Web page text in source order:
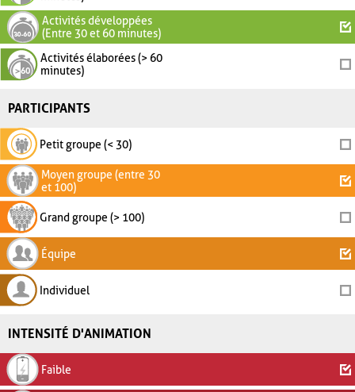
Activités développées
(Entre 30 et 60 minutes)
Activités élaborées (> 60
minutes)
PARTICIPANTS
Petit groupe (< 30)
Moyen groupe (entre 30
et 100)
Grand groupe (> 100)
Équipe
Individuel
INTENSITÉ D'ANIMATION
Faible